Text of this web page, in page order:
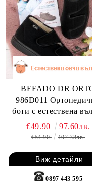
BEFADO DR
986D011
боти с естествена
черни
€49.90 97.60лв.
€54.90 107.38лв.
Виж детайли
0897 443 595